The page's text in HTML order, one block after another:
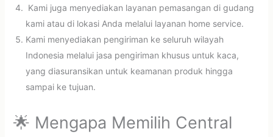
Kami juga menyediakan layanan pemasangan di gudang
kami atau di lokasi Anda melalui layanan home service.
Kami menyediakan pengiriman ke seluruh wilayah
Indonesia melalui jasa pengiriman khusus untuk kaca,
yang diasuransikan untuk keamanan produk hingga
sampai ke tujuan.
🌟 Mengapa Memilih Central